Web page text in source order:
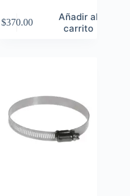
$370.00
Añadir al
carrito